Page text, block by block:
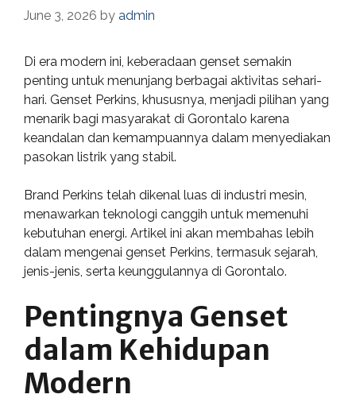
June 3, 2026 by admin
Di era modern ini, keberadaan genset semakin
penting untuk menunjang berbagai aktivitas sehari-
hari. Genset Perkins, khususnya, menjadi pilihan yang
menarik bagi masyarakat di Gorontalo karena
keandalan dan kemampuannya dalam menyediakan
pasokan listrik yang stabil.
Brand Perkins telah dikenal luas di industri mesin,
menawarkan teknologi canggih untuk memenuhi
kebutuhan energi. Artikel ini akan membahas lebih
dalam mengenai genset Perkins, termasuk sejarah,
jenis-jenis, serta keunggulannya di Gorontalo.
Pentingnya Genset
dalam Kehidupan
Modern